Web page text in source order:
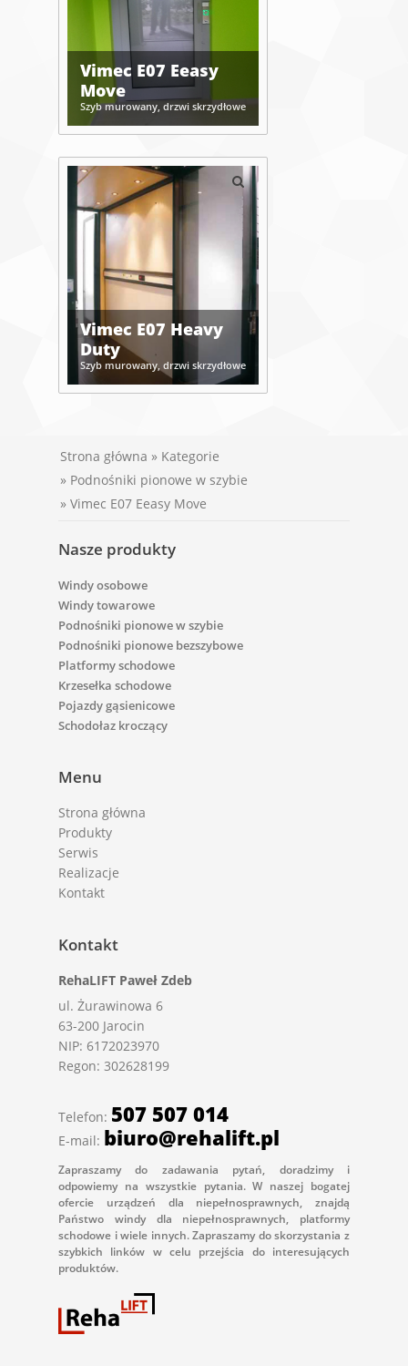
Vimec E07 Eeasy
Move
Szyb murowany, drzwi skrzydłowe
Vimec E07 Heavy
Duty
Szyb murowany, drzwi skrzydłowe
Strona główna » Kategorie
» Podnośniki pionowe w szybie
» Vimec E07 Eeasy Move
Nasze produkty
Windy osobowe
Windy towarowe
Podnośniki pionowe w szybie
Podnośniki pionowe bezszybowe
Platformy schodowe
Krzesełka schodowe
Pojazdy gąsienicowe
Schodołaz kroczący
Menu
Strona główna
Produkty
Serwis
Realizacje
Kontakt
Kontakt
RehaLIFT Paweł Zdeb
ul. Żurawinowa 6
63-200 Jarocin
NIP: 6172023970
Regon: 302628199
Telefon: 507 507 014
E-mail: biuro@rehalift.pl
Zapraszamy do zadawania pytań, doradzimy i
odpowiemy na wszystkie pytania. W naszej bogatej
ofercie urządzeń dla niepełnosprawnych, znajdą
Państwo windy dla niepełnosprawnych, platformy
schodowe i wiele innych. Zapraszamy do skorzystania z
szybkich linków w celu przejścia do interesujących
produktów.